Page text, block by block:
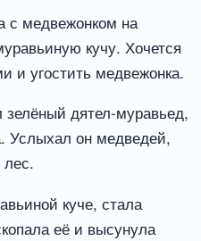
медвежонком на
кучу. Хочется
и угостить медвежонка.
дятел-муравьед,
Услыхал он медведей,
лес.
куче, стала
её и высунула